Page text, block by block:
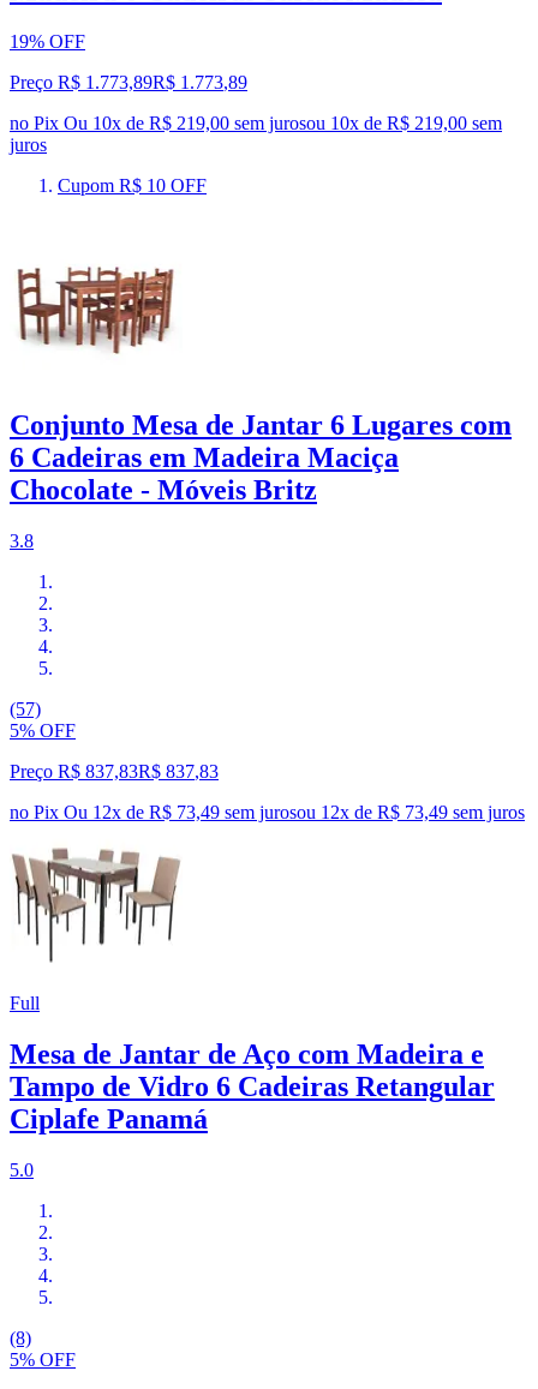
19% OFF
Preço R$ 1.773,89R$ 1.773,89
no Pix Ou 10x de R$ 219,00 sem jurosou 10x de R$ 219,00 sem
juros
Cupom R$ 10 OFF
Conjunto Mesa de Jantar 6 Lugares com
6 Cadeiras em Madeira Maciça
Chocolate - Móveis Britz
3.8
(57)
5% OFF
Preço R$ 837,83R$ 837,83
no Pix Ou 12x de R$ 73,49 sem jurosou 12x de R$ 73,49 sem juros
Full
Mesa de Jantar de Aço com Madeira e
Tampo de Vidro 6 Cadeiras Retangular
Ciplafe Panamá
5.0
(8)
5% OFF